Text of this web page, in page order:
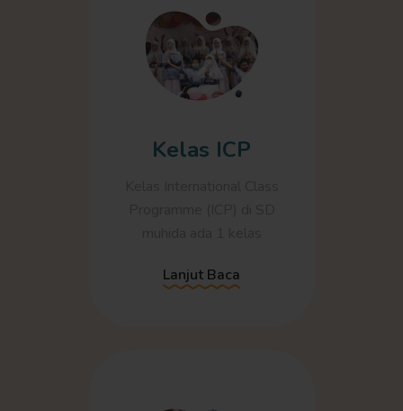
Kelas ICP
Lanjut Baca